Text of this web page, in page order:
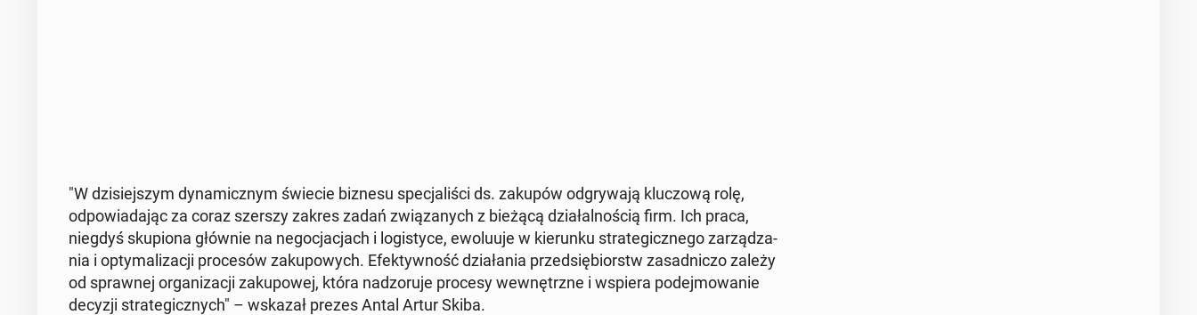
"W dzisiejszym dy­nam­icznym świecie biznesu spec­jal­iś­ci ds. zakupów odgry­wa­ją kluc­zową rolę,
odpowiada­jąc za coraz szerszy zakres zadań związanych z bieżącą dzi­ałal­noś­cią firm. Ich praca,
niegdyś sku­pi­ona głównie na ne­goc­jac­jach i lo­gistyce, ewolu­u­je w kierunku strate­gicznego zarządza­
nia i op­ty­mal­iza­cji pro­cesów za­kupowych. Efek­ty­wność dzi­ała­nia przed­siębiorstw za­sad­nic­zo zależy
od sprawnej or­ga­ni­za­cji za­kupowej, która nad­zoru­je procesy wewnętrzne i wspiera pode­j­mowanie
decyzji strate­gicznych" – wskazał prezes Antal Artur Skiba.